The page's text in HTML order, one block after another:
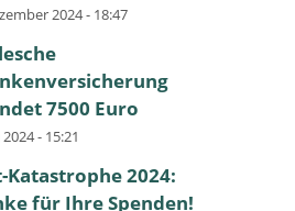
2024 - 18:47
7500 Euro
2024 - 15:21
Katastrophe 2024:
für Ihre Spenden!